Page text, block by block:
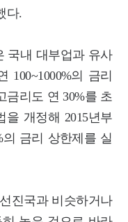
다.
국내 대부업과 유사
100~1000%의 금리
금리도 연 30%를 초
개정해 2015년부
금리 상한제를 실
진국과 비슷하거나